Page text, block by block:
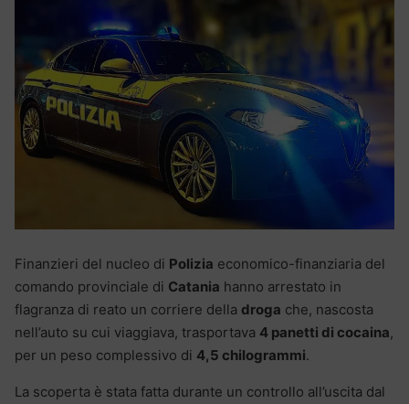
Finanzieri del nucleo di Polizia economico-finanziaria del
comando provinciale di Catania hanno arrestato in
flagranza di reato un corriere della droga che, nascosta
nell’auto su cui viaggiava, trasportava 4 panetti di cocaina,
per un peso complessivo di 4,5 chilogrammi.
La scoperta è stata fatta durante un controllo all’uscita dal